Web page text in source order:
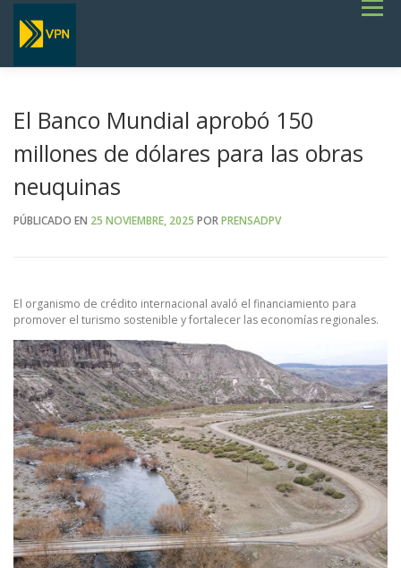
Saltar
contenido
Menú
SERVICIOS
GALERÍA
TERMINOS DE REFERENCIA GENERALES- OBRAS VIALES
El Banco Mundial aprobó 150
millones de dólares para las obras
neuquinas
PÚBLICADO EN 25 NOVIEMBRE, 2025 PORPRENSADPV
El organismo de crédito internacional avaló el financiamiento para
promover el turismo sostenible y fortalecer las economías regionales.